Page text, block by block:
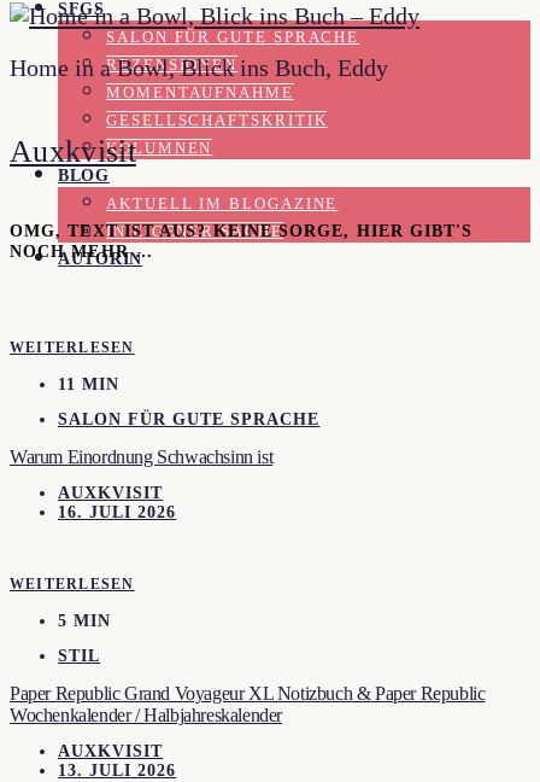
SFGS
SALON FÜR GUTE SPRACHE
REZENSIONEN
MOMENTAUFNAHME
GESELLSCHAFTSKRITIK
KOLUMNEN
BLOG
AKTUELL IM BLOGAZINE
IN EIGENER SACHE
AUTORIN
Home in a Bowl, Blick ins Buch, Eddy
Auxkvisit
OMG, TEXT IST AUS? KEINE SORGE, HIER GIBT'S
NOCH MEHR …
WEITERLESEN
11 MIN
SALON FÜR GUTE SPRACHE
Warum Einordnung Schwachsinn ist
AUXKVISIT
16. JULI 2026
WEITERLESEN
5 MIN
STIL
Paper Republic Grand Voyageur XL Notizbuch & Paper Republic
Wochenkalender / Halbjahreskalender
AUXKVISIT
13. JULI 2026